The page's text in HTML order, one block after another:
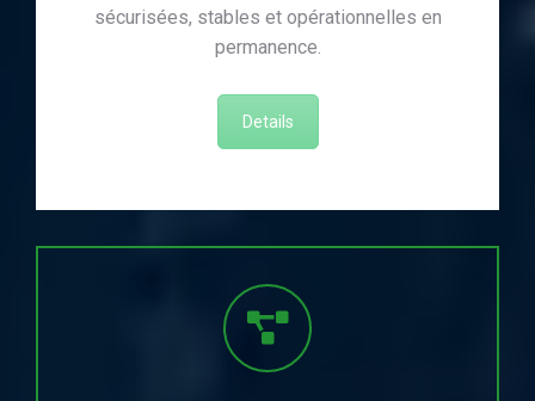
sécurisées, stables et opérationnelles en
permanence.
Details